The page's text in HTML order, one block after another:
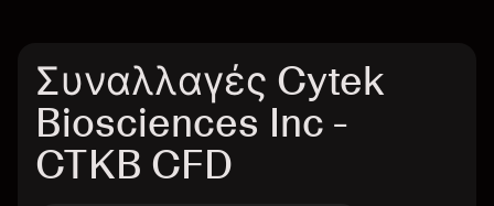
Συναλλαγές Cytek
Biosciences Inc -
CTKB CFD